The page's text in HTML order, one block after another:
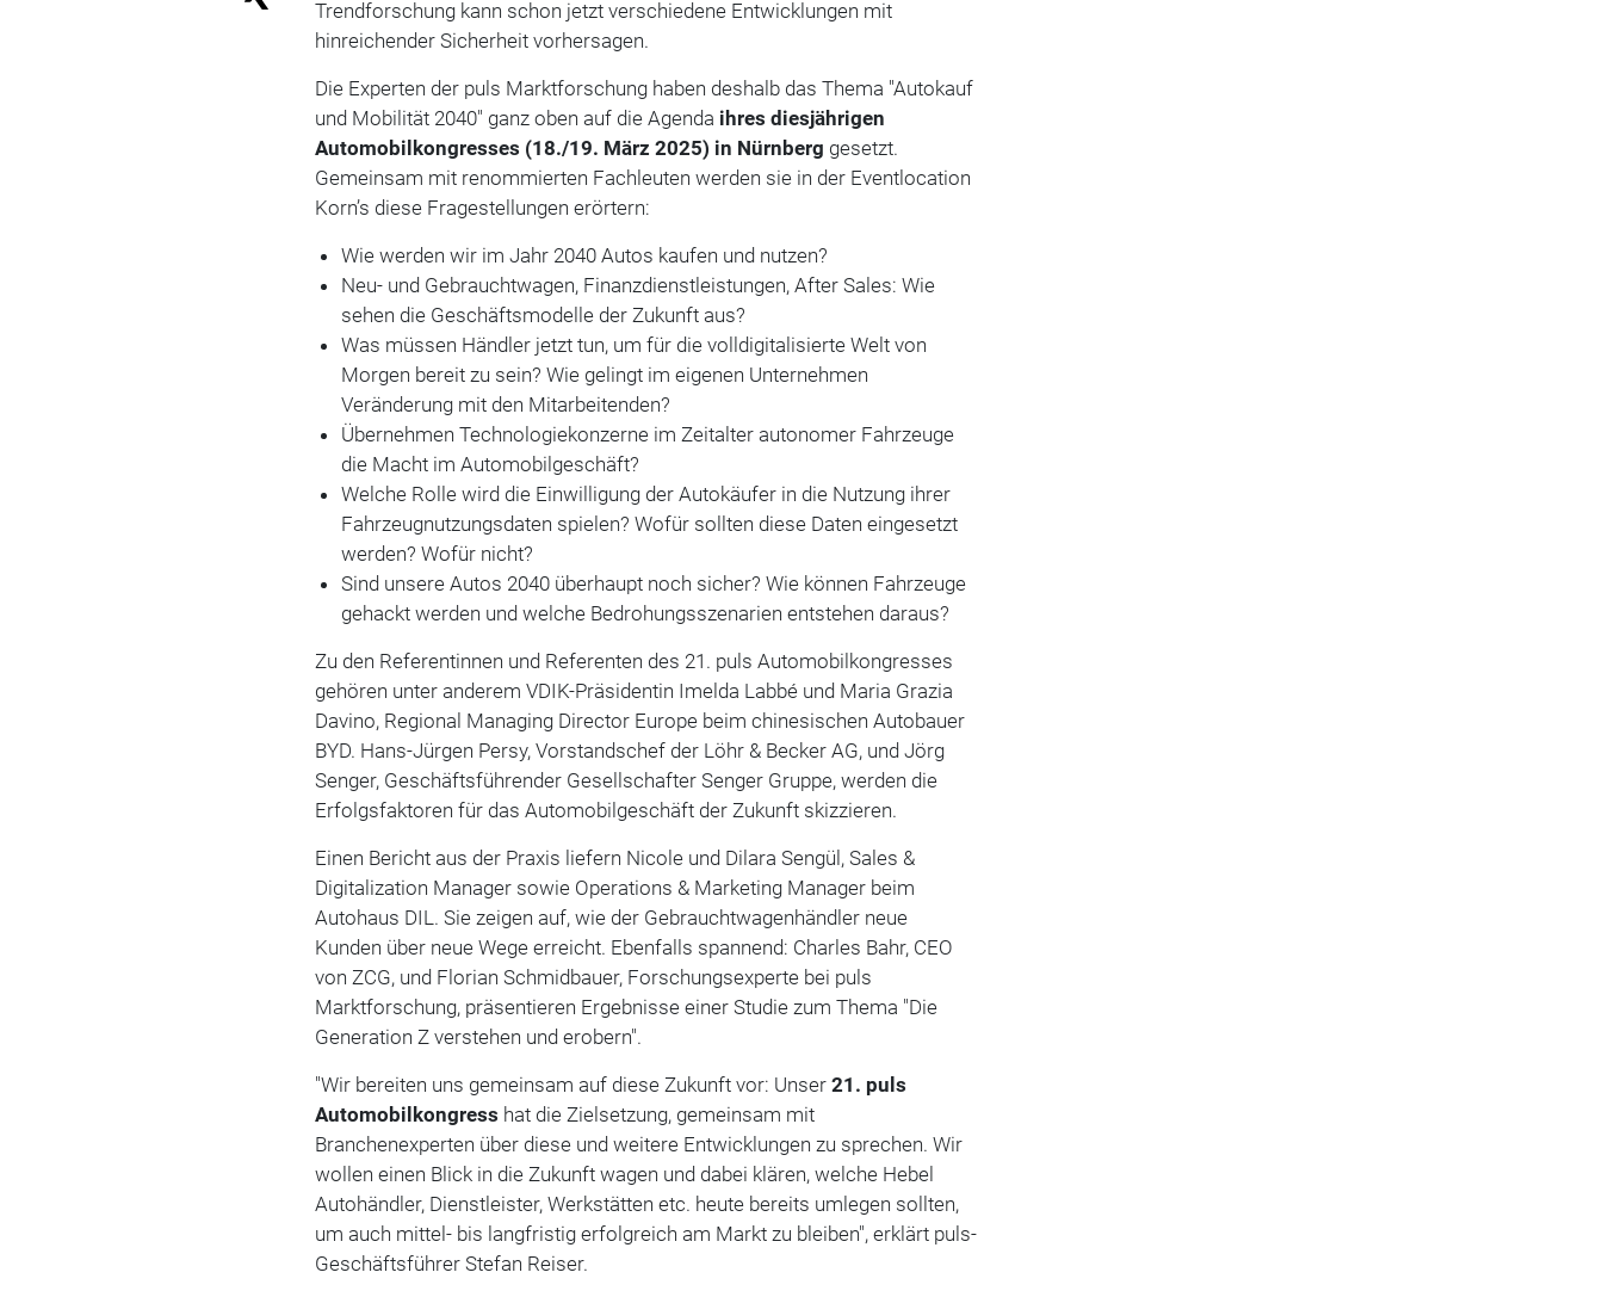
Trendforschung kann schon jetzt verschiedene Entwicklungen mit
hinreichender Sicherheit vorhersagen.
Die Experten der puls Marktforschung haben deshalb das Thema "Autokauf
und Mobilität 2040" ganz oben auf die Agenda ihres diesjährigen
Automobilkongresses (18./19. März 2025) in Nürnberg gesetzt.
Gemeinsam mit renommierten Fachleuten werden sie in der Eventlocation
Korn’s diese Fragestellungen erörtern:
Wie werden wir im Jahr 2040 Autos kaufen und nutzen?
Neu- und Gebrauchtwagen, Finanzdienstleistungen, After Sales: Wie
sehen die Geschäftsmodelle der Zukunft aus?
Was müssen Händler jetzt tun, um für die volldigitalisierte Welt von
Morgen bereit zu sein? Wie gelingt im eigenen Unternehmen
Veränderung mit den Mitarbeitenden?
Übernehmen Technologiekonzerne im Zeitalter autonomer Fahrzeuge
die Macht im Automobilgeschäft?
Welche Rolle wird die Einwilligung der Autokäufer in die Nutzung ihrer
Fahrzeugnutzungsdaten spielen? Wofür sollten diese Daten eingesetzt
werden? Wofür nicht?
Sind unsere Autos 2040 überhaupt noch sicher? Wie können Fahrzeuge
gehackt werden und welche Bedrohungsszenarien entstehen daraus?
Zu den Referentinnen und Referenten des 21. puls Automobilkongresses
gehören unter anderem VDIK-Präsidentin Imelda Labbé und Maria Grazia
Davino, Regional Managing Director Europe beim chinesischen Autobauer
BYD. Hans-Jürgen Persy, Vorstandschef der Löhr & Becker AG, und Jörg
Senger, Geschäftsführender Gesellschafter Senger Gruppe, werden die
Erfolgsfaktoren für das Automobilgeschäft der Zukunft skizzieren.
Einen Bericht aus der Praxis liefern Nicole und Dilara Sengül, Sales &
Digitalization Manager sowie Operations & Marketing Manager beim
Autohaus DIL. Sie zeigen auf, wie der Gebrauchtwagenhändler neue
Kunden über neue Wege erreicht. Ebenfalls spannend: Charles Bahr, CEO
von ZCG, und Florian Schmidbauer, Forschungsexperte bei puls
Marktforschung, präsentieren Ergebnisse einer Studie zum Thema "Die
Generation Z verstehen und erobern".
"Wir bereiten uns gemeinsam auf diese Zukunft vor: Unser21. puls
Automobilkongress hat die Zielsetzung, gemeinsam mit
Branchenexperten über diese und weitere Entwicklungen zu sprechen. Wir
wollen einen Blick in die Zukunft wagen und dabei klären, welche Hebel
Autohändler, Dienstleister, Werkstätten etc. heute bereits umlegen sollten,
um auch mittel- bis langfristig erfolgreich am Markt zu bleiben", erklärt puls-
Geschäftsführer Stefan Reiser.